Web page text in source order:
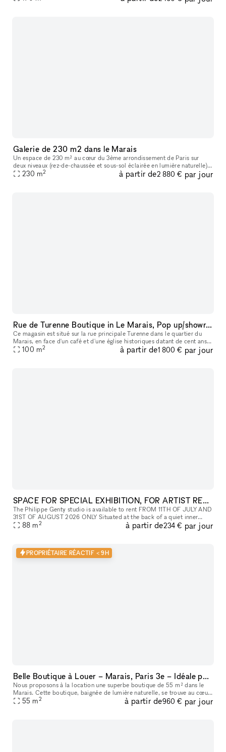
Galerie de 230 m2 dans le Marais
Un espace de 230 m² au cœur du 3ème arrondissement de Paris sur
deux niveaux (rez-de-chaussée et sous-sol éclairée en lumière naturelle) .
Avec son style minimaliste et ses lignes épurées, ce lieu ba
230 m2 à partir de2 880 € par jour
Rue de Turenne Boutique in Le Marais, Pop up/showroom
Ce magasin est situé sur la rue principale Turenne dans le quartier du
Marais, en face d'un café et d'une église historiques datant de cent ans.
Il est également proche de nombreux galeries d'art ren
100 m2 à partir de1 800 € par jour
SPACE FOR SPECIAL EXHIBITION, FOR ARTIST RESIDENCY(REHEARSAL, SHOOTING PHOTO, MOOVIE), REHEARSALS, TEMPORARY STORAGE
The Philippe Genty studio is available to rent FROM 11TH OF JULY AND
31ST OF AUGUST 2026 ONLY Situated at the back of a quiet inner
courtyard, this space of at least 88 m² is equipped with sound a
88 m2 à partir de234 € par jour
PROPRIÉTAIRE RÉACTIF < 9H
Belle Boutique à Louer – Marais, Paris 3e – Idéale pour Pop-Up Stores et Événements
Nous proposons à la location une superbe boutique de 55 m² dans le
Marais. Cette boutique, baignée de lumière naturelle, se trouve au cœur
du Marais, un quartier très prisé et dynamique. Idéale pou
55 m2 à partir de960 € par jour